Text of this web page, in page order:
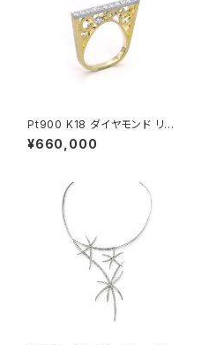
Pt900 K18 ダイヤモンド リン
グ
¥660,000